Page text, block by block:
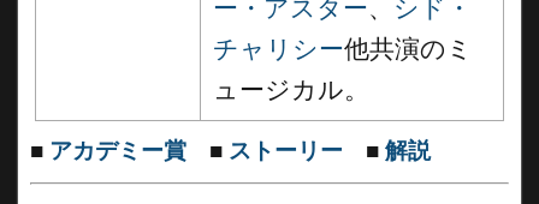
ー・アスター、 シド・
チャリシー他共演のミ
ュージカル。
■ アカデミー賞 ■ ストーリー ■ 解説